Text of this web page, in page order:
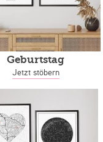
Geburtstag
Jetzt stöbern